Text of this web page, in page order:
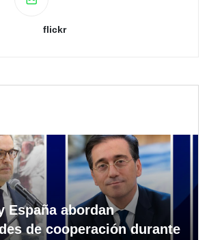
flickr
España abordan
de cooperación durante